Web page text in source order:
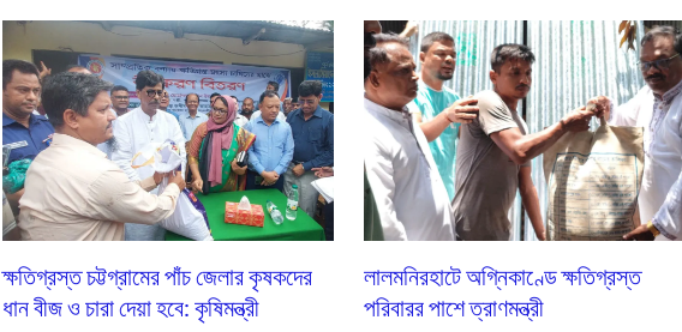
ক্ষতিগ্রস্ত চট্টগ্রামের পাঁচ জেলার কৃষকদের
ধান বীজ ও চারা দেয়া হবে: কৃষিমন্ত্রী
লালমনিরহাটে অগ্নিকাণ্ডে ক্ষতিগ্রস্ত
পরিবারর পাশে ত্রাণমন্ত্রী